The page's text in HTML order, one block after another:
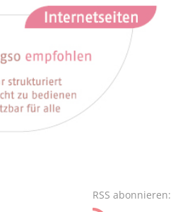
RSS abonnieren: